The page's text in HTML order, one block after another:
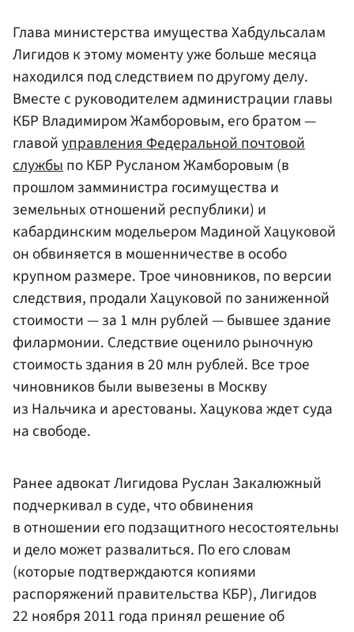
Глава министерства имущества Хабдульсалам
Лигидов к этому моменту уже больше месяца
находился под следствием по другому делу.
Вместе с руководителем администрации главы
КБР Владимиром Жамборовым, его братом —
главойуправления Федеральной почтовой
службыпо КБР Русланом Жамборовым (в
прошлом замминистра госимущества и
земельных отношений республики) и
кабардинским модельером Мадиной Хацуковой
он обвиняется в мошенничестве в особо
крупном размере. Трое чиновников, по версии
следствия, продали Хацуковой по заниженной
стоимости — за 1 млн рублей — бывшее здание
филармонии. Следствие оценило рыночную
стоимость здания в 20 млн рублей. Все трое
чиновников были вывезены в Москву
из Нальчика и арестованы. Хацукова ждет суда
на свободе.
Ранее адвокат Лигидова Руслан Закалюжный
подчеркивал в суде, что обвинения
в отношении его подзащитного несостоятельны
и дело может развалиться. По его словам
(которые подтверждаются копиями
распоряжений правительства КБР), Лигидов
22 ноября 2011 года принял решение об